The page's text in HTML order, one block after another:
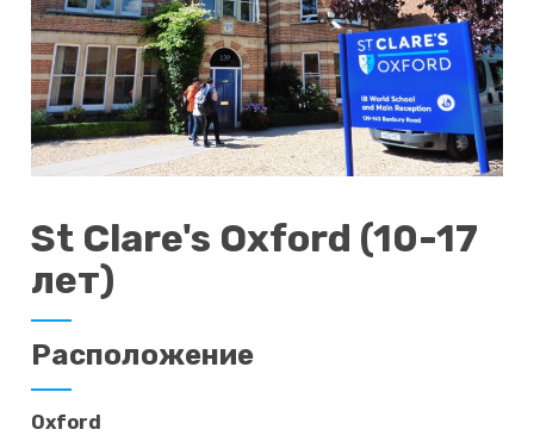
St Clare's Oxford (10-17
лет)
Расположение
Oxford